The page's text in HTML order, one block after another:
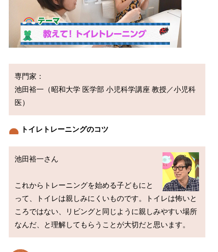
専門家：
池田裕一（昭和大学 医学部 小児科学講座 教授／小児科
トイレトレーニングのコツ
池田裕一さん
これからトレーニングを始める子どもにと
って、トイレは親しみにくいものです。トイレは怖いと
ころではない、リビングと同じように親しみやすい場所